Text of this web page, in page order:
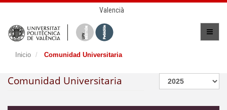
Valencià
Inicio Comunidad Universitaria
Comunidad Universitaria